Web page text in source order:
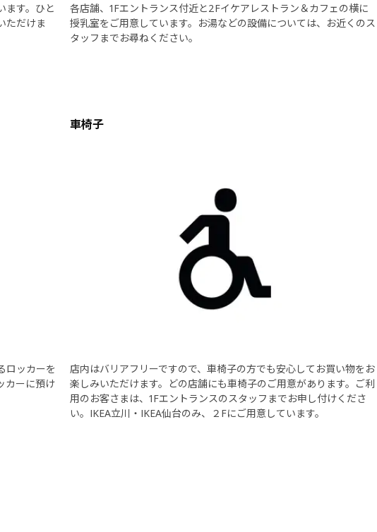
ます。ひと
ただけま
各店舗、1Fエントランス付近と2Fイケアレストラン＆カフェの横に
授乳室をご用意しています。お湯などの設備については、お近くのス
タッフまでお尋ねください。
ロッカーを
カーに預け
車椅子
店内はバリアフリーですので、車椅子の方でも安心してお買い物をお
楽しみいただけます。どの店舗にも車椅子のご用意があります。ご利
用のお客さまは、1Fエントランスのスタッフまでお申し付けくださ
い。IKEA立川・IKEA仙台のみ、２Fにご用意しています。